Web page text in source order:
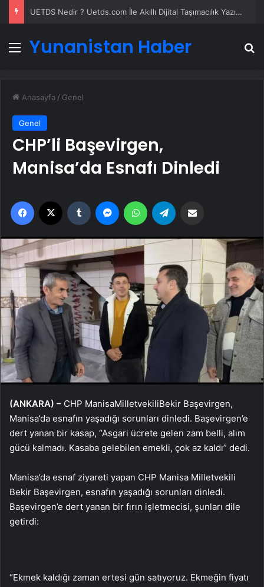
UETDS Nedir ? Uetds.com İle Akıllı Dijital Taşımacılık Yazılımı
Menü
Yunanistan Haber
Anasayfa / Genel
Genel
CHP’li Başevirgen,
Manisa’da Esnafı Dinledi
Facebook Tumblr MessengerWhatsApp
(ANKARA) – CHP ManisaMilletvekiliBekir Başevirgen,
Manisa’da esnafın yaşadığı sorunları dinledi. Başevirgen’e
dert yanan bir kasap, “Asgari ücrete gelen zam belli, alım
gücü kalmadı. Kasaba gelebilen emekli, çok az kaldı” dedi.
Manisa’da esnaf ziyareti yapan CHP Manisa Milletvekili
Bekir Başevirgen, esnafın yaşadığı sorunları dinledi.
Başevirgen’e dert yanan bir fırın işletmecisi, şunları dile
getirdi:
“Ekmek kaldığı zaman ertesi gün satıyoruz. Ekmeğin fiyatı